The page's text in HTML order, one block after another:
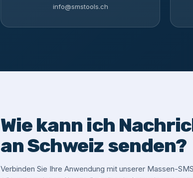
info@smstools.ch
Wie kann ich
an Schweiz senden?
Verbinden Sie Ihre Anwendung mit unserer Massen-